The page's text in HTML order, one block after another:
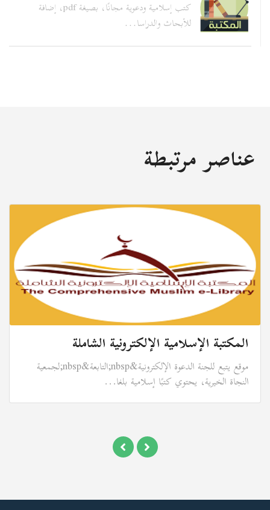
كتب إسلامية ودعوية مجانًا، بصيغة pdf، إضافة
للأبحاث والدراسا...
عناصر مرتبطة
المكتبة الإسلامية الإلكترونية الشاملة
موقع يتبع للجنة الدعوة الإلكترونية&nbsp;التابعة&nbsp;لجمعية
النجاة الخيرية، يحتوي كتبًا إسلامية بلغا...